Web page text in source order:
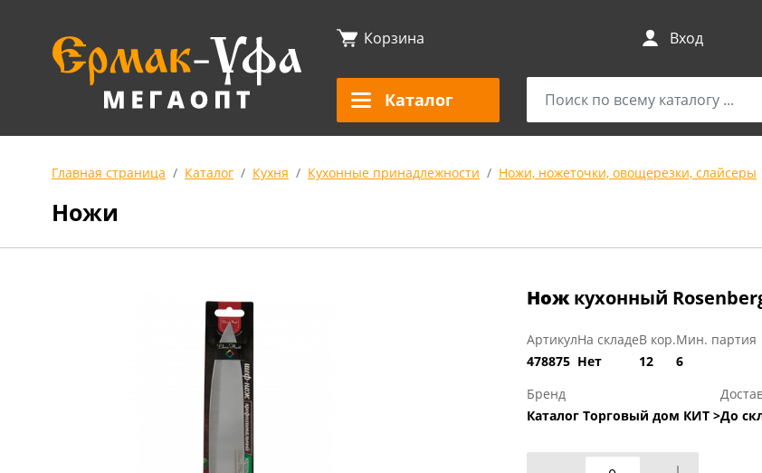
Корзина Вход
Каталог
Главная страница Каталог Кухня Кухонные принадлежности Ножи, ножеточки, овощерезки, слайсеры
Ножи
Нож кухонный
Артикул
478875
На складе
Нет
В кор.
12
Мин. партия
6
Бренд
Каталог Торговый дом КИТ >До